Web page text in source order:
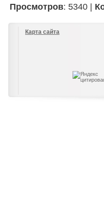
Просмотров: 5340 |
Карта сайта